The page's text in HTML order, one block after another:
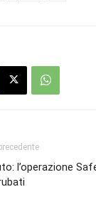
l’operazione